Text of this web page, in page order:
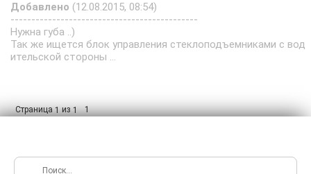
Добавлено (12.08.2015, 08:54)
---------------------------------------------
Нужна губа ..)
Так же ищется блок управления стеклоподъемниками с вод
ительской стороны ...
Страница1из1 1